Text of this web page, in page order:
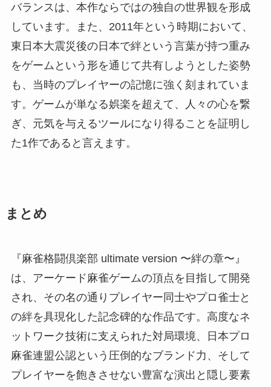
バランスは、本作ならではの独自の世界観を形成
しています。また、2011年という時期において、
東日本大震災後の日本で絆という言葉が持つ重み
をゲームという形を通じて共有しようとした姿勢
も、当時のプレイヤーの記憶に強く刻まれていま
す。ゲームが単なる娯楽を超えて、人々の心を繋
ぎ、元気を与えるツールになり得ることを証明し
た1作であると言えます。
まとめ
『麻雀格闘倶楽部 ultimate version 〜絆の章〜』
は、アーケード麻雀ゲームの頂点を目指して開発
され、その名の通りプレイヤー同士やプロ雀士と
の絆を具現化した記念碑的な作品です。高度なネ
ットワーク技術に支えられた対局環境、日本プロ
麻雀連盟公認という圧倒的なブランド力、そして
プレイヤーを飽きさせない豊富な演出と隠し要素